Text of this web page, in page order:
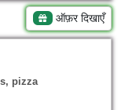
ऑफ़र दिखाएँ
pizza